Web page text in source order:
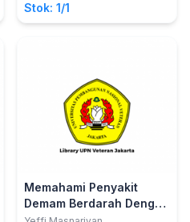
Stok: 1/1
Memahami Penyakit
Demam Berdarah Dengue
Di Sumatera Barat